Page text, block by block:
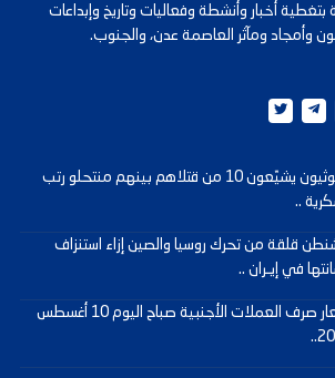
أخبار وأنشطة وفعاليات وتاريخ وإبداعات
وأمجاد ومآثر العاصمة عدن، والجنوب.
الحوثيون يشيّعون 10 من قتلاهم بينهم منتحلو رتب
..
قلقة من تحرك روسيا والصين إزاء استنزاف
في إيـران ..
أسعار صرف العملات الأجنبية صباح اليوم 10 أغسطس